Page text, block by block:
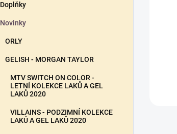
Doplňky
Novinky
ORLY
GELISH - MORGAN TAYLOR
MTV SWITCH ON COLOR -
LETNÍ KOLEKCE LAKŮ A GEL
LAKŮ 2020
VILLAINS - PODZIMNÍ KOLEKCE
LAKŮ A GEL LAKŮ 2020